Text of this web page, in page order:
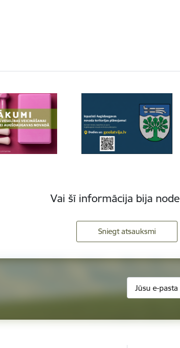
Vai šī informācija bija
Sniegt atsauksmi